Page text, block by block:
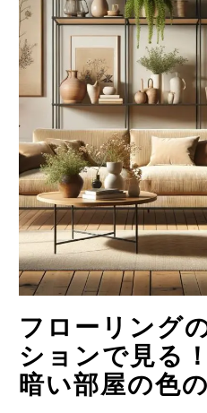
フローリング
ションで見る
暗い部屋の色